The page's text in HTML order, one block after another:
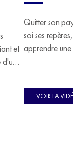
et
d'un
Quitter son
soi ses
apprendre
C'est l'histoire
celle de Lisa
VOIR LA